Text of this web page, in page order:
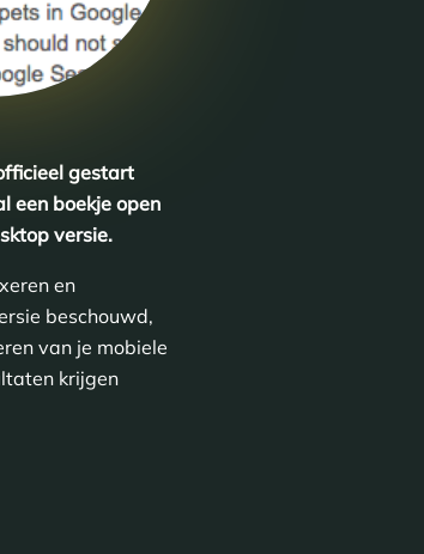
gestart
een boekje open
versie.
en
beschouwd,
van je mobiele
krijgen